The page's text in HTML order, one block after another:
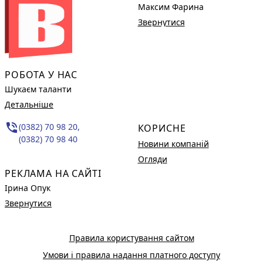
РОБОТА У НАС
Шукаєм таланти
Детальніше
phone_in_talk(0382) 70 98 20,
(0382) 70 98 40
РЕКЛАМА НА САЙТІ
Ірина Опук
Звернутися
Максим Фарина
Звернутися
КОРИСНЕ
Новини компаній
Огляди
Правила користування сайтом
Умови і правила надання платного доступу